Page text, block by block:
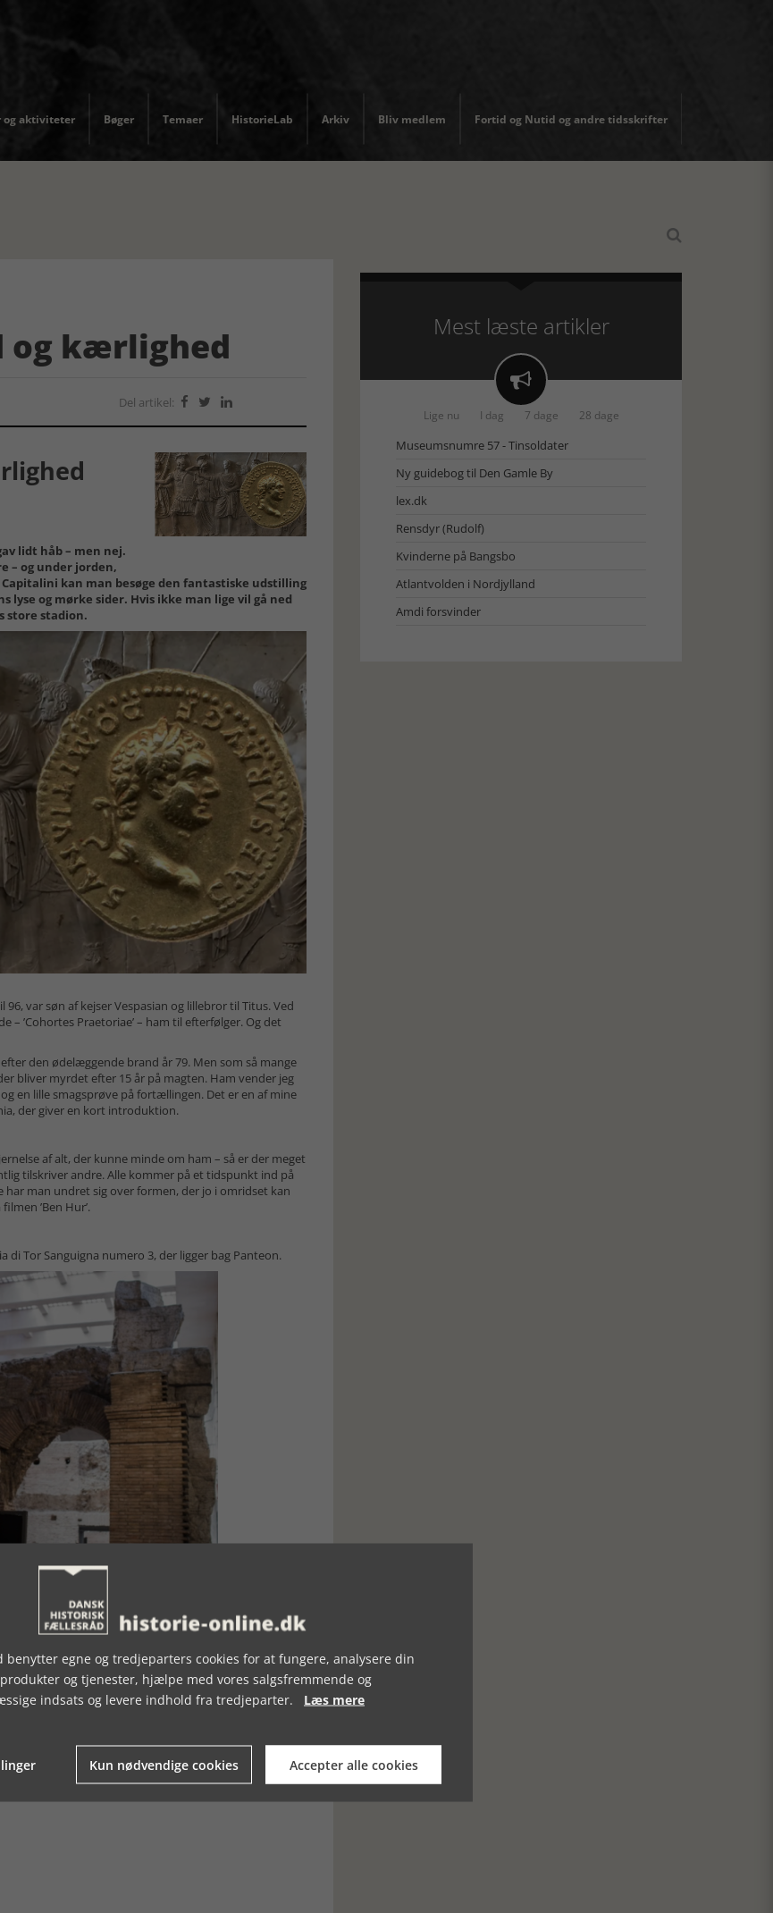
og aktiviteter Bøger Temaer HistorieLab Arkiv Bliv medlem Fortid og Nutid og andre tidsskrifter

og kærlighed
Del artikel:   
lidt håb – men nej.
– og under jorden,
kan man besøge den fantastiske udstilling
lyse og mørke sider. Hvis ikke man lige vil gå ned
store stadion.
var søn af kejser Vespasian og lillebror til Titus. Ved
’Cohortes Praetoriae’ – ham til efterfølger. Og det
den ødelæggende brand år 79. Men som så mange
bliver myrdet efter 15 år på magten. Ham vender jeg
en lille smagsprøve på fortællingen. Det er en af mine
der giver en kort introduktion.
af alt, der kunne minde om ham – så er der meget
tilskriver andre. Alle kommer på et tidspunkt ind på
har man undret sig over formen, der jo i omridset kan
’Ben Hur’.
di Tor Sanguigna numero 3, der ligger bag Panteon.
bella esperienza.
Jamen de ligger jo overalt – og husk endelig at
Men jeg vil dog gøre en enkelt undtagelse. I vores
blot for en lille forfriskning. Og så er det de sødeste
Mest læste artikler

Lige nu I dag 7 dage 28 dage
Museumsnumre 57 - Tinsoldater
Ny guidebog til Den Gamle By
lex.dk
Rensdyr (Rudolf)
Kvinderne på Bangsbo
Atlantvolden i Nordjylland
Amdi forsvinder
benytter egne og tredjeparters cookies for at fungere, analysere din
og tjenester, hjælpe med vores salgsfremmende og
indsats og levere indhold fra tredjeparter. Læs mere
Kun nødvendige cookies Accepter alle cookies